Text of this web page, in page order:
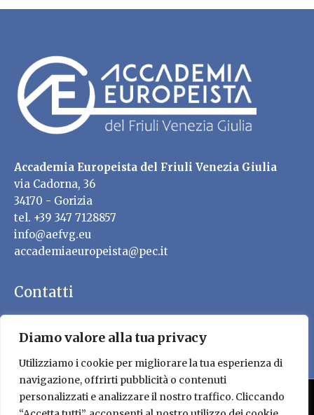
Diamo valore alla tua privacy
Utilizziamo i cookie per migliorare la tua esperienza di
navigazione, offrirti pubblicità o contenuti
personalizzati e analizzare il nostro traffico. Cliccando
Accademia Europeista del Friuli Venezia Giulia
via Cadorna, 36
34170 - Gorizia
tel. +39 347 7128857
info@aefvg.eu
accademiaeuropeista@pec.it
Contatti